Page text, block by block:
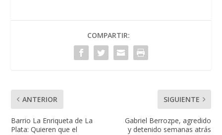
COMPARTIR:
ANTERIOR
Barrio La Enriqueta de La
Plata: Quieren que el
SIGUIENTE
Gabriel Berrozpe, agredido
y detenido semanas atrás